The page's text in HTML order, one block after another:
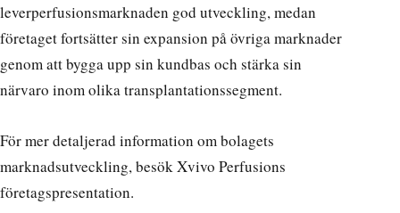
leverperfusionsmarknaden god utveckling, medan
företaget fortsätter sin expansion på övriga marknader
genom att bygga upp sin kundbas och stärka sin
närvaro inom olika transplantationssegment.
För mer detaljerad information om bolagets
marknadsutveckling, besökXvivo Perfusions
företagspresentation.